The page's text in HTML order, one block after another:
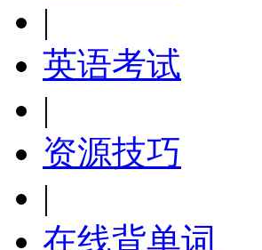
|
英语考试
|
资源技巧
|
在线背单词